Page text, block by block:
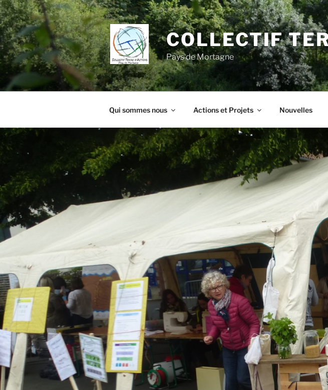
Aller
au
contenu
principal
COLLECTIF
Pays de Mortagne
Qui sommes nous Actions et Projets Nouvelles